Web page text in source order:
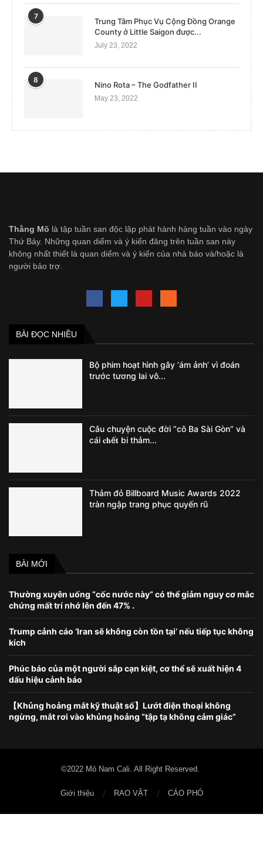
7
Trung Tâm Phục Vụ Cộng Đồng Orange
County ở Little Saigon được...
July 23, 2022
8
Nino Rota – The Godfather II
May 23, 2022
Thằng Mõ là tập tuần san độc lập phát hành hàng tuần vào ngày
Thứ Bảy. Những quan diểm và ý kiến đăng trên tuần san này
không nhất thiết là quan diểm và ý kiến của nhà báo và/hoặc là
người bảo trợ.
BÀI ĐỌC NHIỀU
Bộ phim hoạt hình gây ‘ám ảnh’ vì đoán
trước tương lai vô...
Câu chuyện cuộc đời “cô Ba Sài Gòn” và
cái 𝐜𝐡ế𝐭 bi thảm...
Thảm đỏ Billboard Music Awards 2022
tràn ngập trang phục quyến rũ
BÀI MỚI
Thường xuyên uống “cốc nước này” có thể giảm nguy cơ mắc
chứng mất trí nhớ lên đến 47% .
Trump cảnh cáo ‘Iran sẽ không còn tồn tại’ nếu tiếp tục không
kích
Phúc báo của một người sắp cạn kiệt, cơ thể sẽ xuất hiện 4
dấu hiệu cảnh báo
【Khủng hoảng mắt kỹ thuật số】Lướt điện thoại không
ngừng, mắt rơi vào khủng hoảng “tập tạ không cảm giác”
©2022 Mỏ Nam Cali. All Right Reserved.
Giới thiệu RAO VẶT CÁO PHÓ